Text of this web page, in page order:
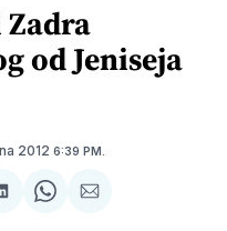
Zadra
od Jeniseja
2012 6:39 PM.
podijeliSharepodijeli